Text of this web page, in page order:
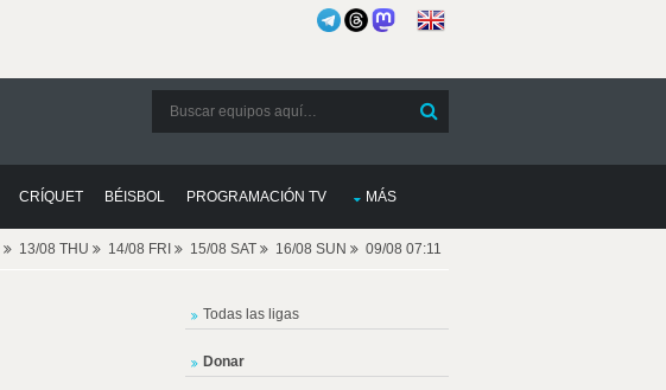
CRÍQUET BÉISBOL PROGRAMACIÓN TV MÁS
13/08 THU 14/08 FRI 15/08 SAT 16/08 SUN 09/08 07:11
Todas las ligas
Donar